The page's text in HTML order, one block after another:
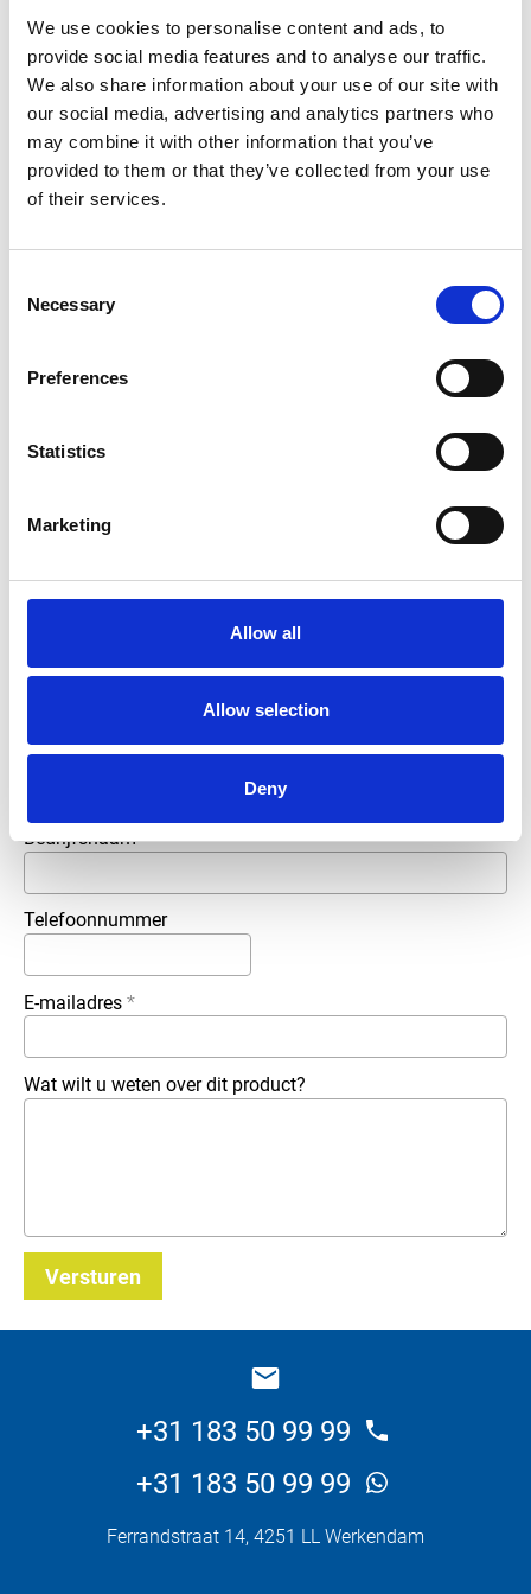
We use cookies to personalise content and ads, to
provide social media features and to analyse our traffic.
We also share information about your use of our site with
our social media, advertising and analytics partners who
may combine it with other information that you’ve
provided to them or that they’ve collected from your use
of their services.
Selection
Necessary
Preferences
Statistics
Marketing
Allow all
Allow selection
Deny
2x brander 99 kW voor watertemperatuur tot 100°C
SIR gecertificeerd.
Compleet industrieel uitgevoerd met vonkenvangers,
volledige aarding van alle componenten, smoorklep
luchttoevoer motor, hoofdschakelaar bij de accu.
Standaard voorzien van:
puntstraal nozzle.
25 meter waterslang op haspel
Helm met gelaatscherm en gehoorbescherming
RVS kist met diverse toebehoren
Brochure tj30-500-100-d
Meer informatie?
Alle vragen en opmerkingen kunt u via onderstaand
formulier aan ons sturen. Wij streven ernaar uw bericht
binnen 1 werkdag te beantwoorden.
Voor- en achternaam *
Bedrijfsnaam *
Telefoonnummer
E-mailadres *
Wat wilt u weten over dit product?
Versturen
+31 183 50 99 99
+31 183 50 99 99
Ferrandstraat 14, 4251 LL Werkendam